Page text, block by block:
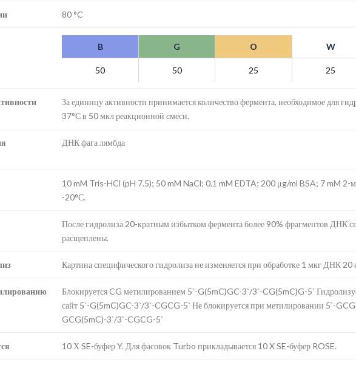
80 °C
B G O W
50 50 25 25
За единицу активности принимается количество фермента, необходимое для
37°С в 50 мкл реакционной смеси.
ДНК фага лямбда
10 mM Tris-HCl (pH 7.5); 50 mM NaCl; 0.1 mM EDTA; 200 μg/ml BSA; 7 mM 2-
-20°С.
После гидролиза 20-кратным избытком фермента более 90% фрагментов ДНК
расщеплены.
Картина специфического гидролиза не изменяется при обработке 1 мкг ДНК
Блокируется CG метилированием 5`-G(5mC)GC-3`/3`-CG(5mC)G-5`
сайт 5`-G(5mC)GC-3`/3`-CGCG-5` Не блокируется при метилировании 5`-
GCG(5mC)-3`/3`-CGCG-5`
10 Х SE-буфер Y. Для фасовок Turbo прикладывается 10 X SE-буфер ROSE.